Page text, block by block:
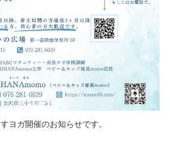
ヨガ開催のお知らせです。